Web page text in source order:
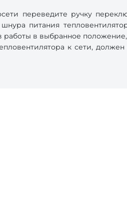
переведите ручку
питания
в выбранное
к сети,